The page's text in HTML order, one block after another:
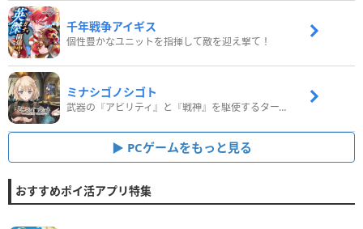
千年戦争アイギス
個性豊かなユニットを指揮して敵を迎え撃て！
ミナシゴノシゴト
武器の『アビリティ』と『戦神』を駆使するターン制コマンドバトルRPG！
PCゲームをもっと見る
おすすめポイ活アプリ特集